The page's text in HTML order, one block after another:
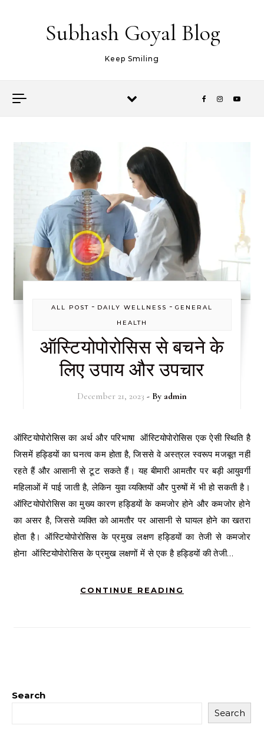
Subhash Goyal Blog
Keep Smiling
ALL POST - DAILY WELLNESS - GENERAL
HEALTH
ऑस्टियोपोरोसिस से बचने के
लिए उपाय और उपचार
December 21, 2023 - By admin
ऑस्टियोपोरोसिस का अर्थ और परिभाषा ऑस्टियोपोरोसिस एक ऐसी स्थिति है
जिसमें हड्डियों का घनत्व कम होता है, जिससे वे अस्त्रल स्वरूप मजबूत नहीं
रहते हैं और आसानी से टूट सकते हैं। यह बीमारी आमतौर पर बड़ी आयुवर्गी
महिलाओं में पाई जाती है, लेकिन युवा व्यक्तियों और पुरुषों में भी हो सकती है।
ऑस्टियोपोरोसिस का मुख्य कारण हड्डियों के कमजोर होने और कमजोर होने
का असर है, जिससे व्यक्ति को आमतौर पर आसानी से घायल होने का खतरा
होता है। ऑस्टियोपोरोसिस के प्रमुख लक्षण हड्डियों का तेजी से कमजोर
होना ऑस्टियोपोरोसिस के प्रमुख लक्षणों में से एक है हड्डियों की तेजी…
CONTINUE READING
Search
Search